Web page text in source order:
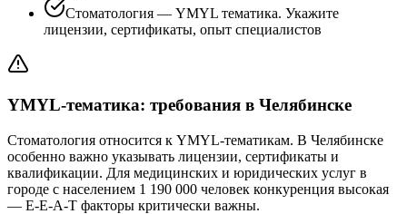
Стоматология — YMYL тематика. Укажите
лицензии, сертификаты, опыт специалистов
YMYL-тематика: требования в Челябинске
Стоматология относится к YMYL-тематикам. В Челябинске
особенно важно указывать лицензии, сертификаты и
квалификации. Для медицинских и юридических услуг в
городе с населением 1 190 000 человек конкуренция высокая
— E-E-A-T факторы критически важны.